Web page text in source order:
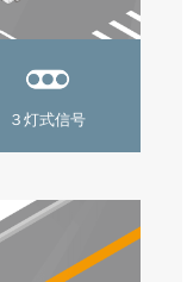
３灯式信号